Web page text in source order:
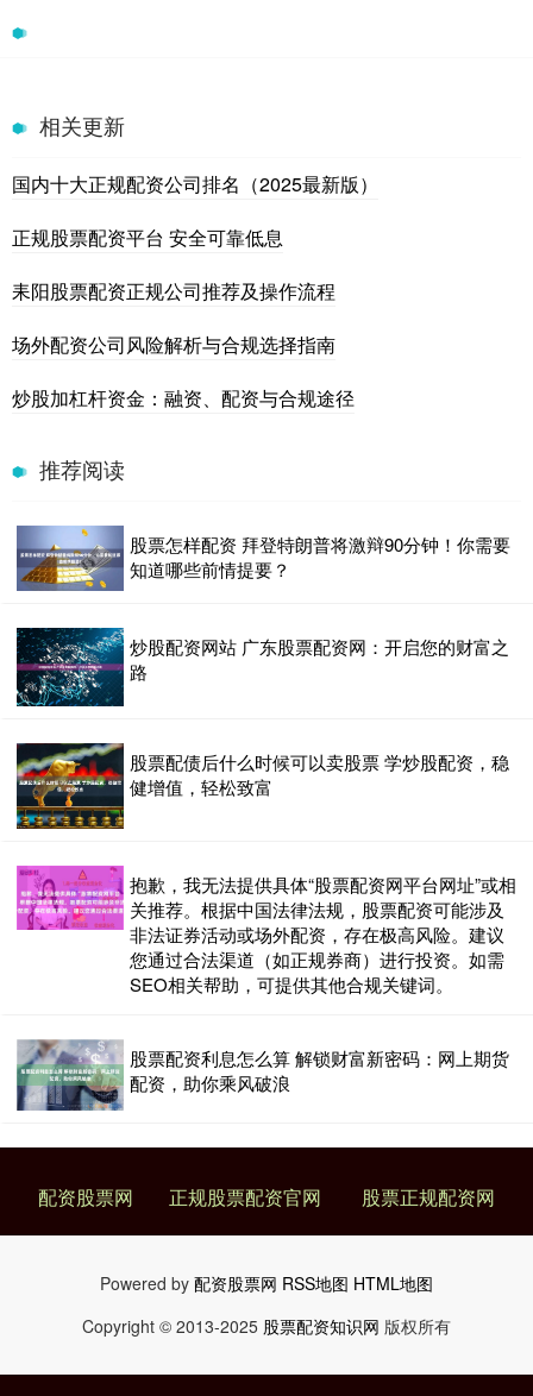
相关更新
国内十大正规配资公司排名（2025最新版）
正规股票配资平台 安全可靠低息
耒阳股票配资正规公司推荐及操作流程
场外配资公司风险解析与合规选择指南
炒股加杠杆资金：融资、配资与合规途径
推荐阅读
股票怎样配资 拜登特朗普将激辩90分钟！你需要
知道哪些前情提要？
炒股配资网站 广东股票配资网：开启您的财富之
路
股票配债后什么时候可以卖股票 学炒股配资，稳
健增值，轻松致富
抱歉，我无法提供具体“股票配资网平台网址”或相
关推荐。根据中国法律法规，股票配资可能涉及
非法证券活动或场外配资，存在极高风险。建议
您通过合法渠道（如正规券商）进行投资。如需
SEO相关帮助，可提供其他合规关键词。
股票配资利息怎么算 解锁财富新密码：网上期货
配资，助你乘风破浪
配资股票网 正规股票配资官网 股票正规配资网
Powered by 配资股票网 RSS地图 HTML地图
Copyright © 2013-2025 股票配资知识网 版权所有